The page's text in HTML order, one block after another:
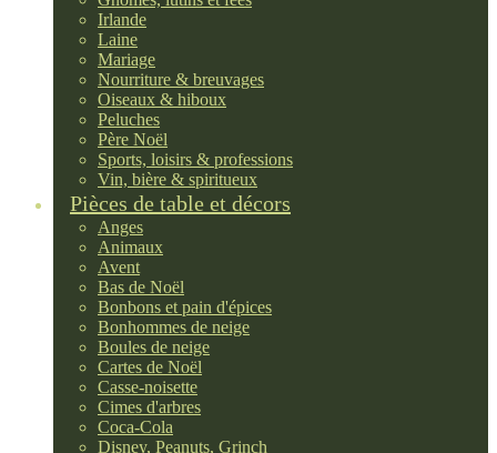
Irlande
Laine
Mariage
Nourriture & breuvages
Oiseaux & hiboux
Peluches
Père Noël
Sports, loisirs & professions
Vin, bière & spiritueux
Pièces de table et décors
Anges
Animaux
Avent
Bas de Noël
Bonbons et pain d'épices
Bonhommes de neige
Boules de neige
Cartes de Noël
Casse-noisette
Cimes d'arbres
Coca-Cola
Disney, Peanuts, Grinch